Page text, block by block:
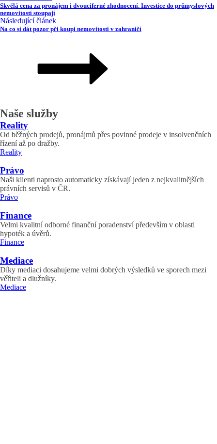
Skvělá cena za pronájem i dvouciferné zhodnocení. Investice do průmyslových
nemovitostí stoupají
Následující článek
Na co si dát pozor při koupi nemovitosti v zahraničí
Naše služby
Reality
Od běžných prodejů, pronájmů přes povinné prodeje v insolvenčních
řízení až po dražby.
Reality
Právo
Naši klienti naprosto automaticky získávají jeden z nejkvalitnějších
právních servisů v ČR.
Právo
Finance
Velmi kvalitní odborné finanční poradenství především v oblasti
hypoték a úvěrů.
Finance
Mediace
Díky mediaci dosahujeme velmi dobrých výsledků ve sporech mezi
věřiteli a dlužníky.
Mediace